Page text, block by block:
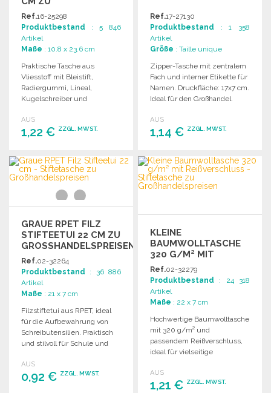
GROSSHANDELSPREISEN
Ref.16-25298
Produktbestand : 5 846
Artikel
Maße : 10.8 x 23.6 cm
Praktische Tasche aus
Vliesstoff mit Bleistift,
Radiergummi, Lineal,
Kugelschreiber und
Gebrauch.
AUS
1,22 € ZZGL. MWST.
BESTELLEN
Angebot anfordern
Ref.17-27130
Produktbestand : 1 358
Artikel
Größe : Taille unique
Zipper-Tasche mit zentralem
Fach und interner Etikette für
Namen. Druckfläche: 17x7 cm.
Ideal für den Großhandel.
AUS
1,14 € ZZGL. MWST.
BESTELLEN
Angebot anfordern
GRAUE RPET FILZ
STIFTEETUI 22 CM ZU
GROSSHANDELSPREISEN
Ref.02-32264
Produktbestand : 36 886
Artikel
Maße : 21 x 7 cm
Filzstiftetui aus RPET, ideal
für die Aufbewahrung von
Schreibutensilien. Praktisch
und stilvoll für Schule und
AUS
0,92 € ZZGL. MWST.
KLEINE
BAUMWOLLTASCHE
320 G/M² MIT
REISSVERSCHLUSS
Ref.02-32279
Produktbestand : 24 318
Artikel
Maße : 22 x 7 cm
Hochwertige Baumwolltasche
mit 320 g/m² und
passendem Reißverschluss,
ideal für vielseitige
Aufbewahrung.
AUS
1,21 € ZZGL. MWST.